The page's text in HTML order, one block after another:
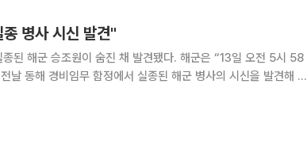
병사 시신 발견"
원이 숨진 채 발견됐다. 해군은 “13일 오전 5시 58
날 동해 경비임무 함정에서 실종된 해군 병사의 시신을 발견해 수
된 것으로 알려졌다